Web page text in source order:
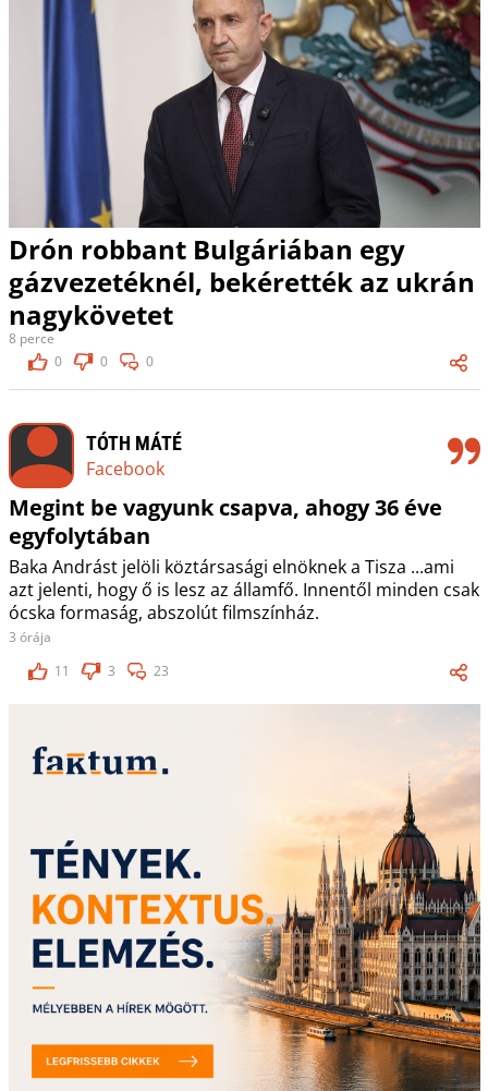
Drón robbant Bulgáriában egy
gázvezetéknél, bekérették az ukrán
nagykövetet
8 perce
0
0 0
TÓTH MÁTÉ
Facebook
Megint be vagyunk csapva, ahogy 36 éve
egyfolytában
Baka Andrást jelöli köztársasági elnöknek a Tisza ...ami
azt jelenti, hogy ő is lesz az államfő. Innentől minden csak
ócska formaság, abszolút filmszínház.
3 órája
11
3 23